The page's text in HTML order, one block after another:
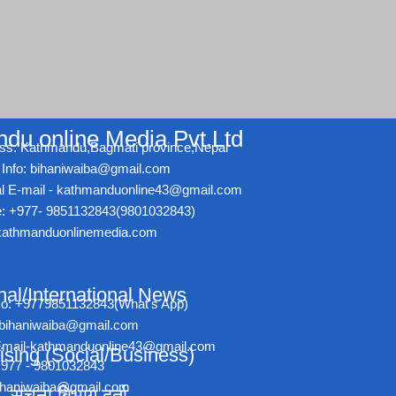
online Media Pvt.Ltd
Kathmandu,Bagmati province,Nepal
bihaniwaiba@gmail.com
E-mail - kathmanduonline43@gmail.com
+977- 9851132843(9801032843)
International News
+9779851132843(What's App)
kathmanduonline43@gmail.com
(Social/Business)
- 9801032843